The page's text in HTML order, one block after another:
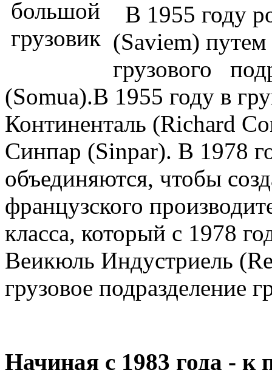
В 1955 году
(Saviem)
грузового
(Somua).В 1955 году в
Континенталь (Richard
Синпар (Sinpar). В 1978
объединяются, чтобы
французского
класса, который с 1978
Веикюль Индустриель
грузовое подразделение
Начиная с 1983 года - к